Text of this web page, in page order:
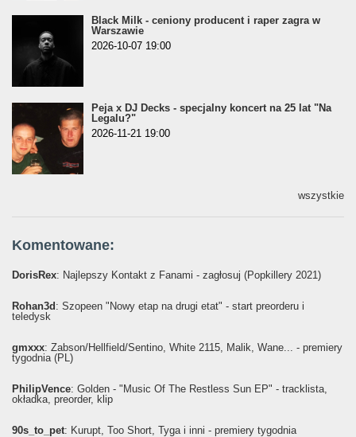
Black Milk - ceniony producent i raper zagra w
Warszawie
2026-10-07 19:00
Peja x DJ Decks - specjalny koncert na 25 lat "Na
Legalu?"
2026-11-21 19:00
wszystkie
Komentowane:
DorisRex: Najlepszy Kontakt z Fanami - zagłosuj (Popkillery 2021)
Rohan3d: Szopeen "Nowy etap na drugi etat" - start preorderu i
teledysk
gmxxx: Żabson/Hellfield/Sentino, White 2115, Malik, Wane... - premiery
tygodnia (PL)
PhilipVence: Golden - "Music Of The Restless Sun EP" - tracklista,
okładka, preorder, klip
90s_to_pet: Kurupt, Too Short, Tyga i inni - premiery tygodnia